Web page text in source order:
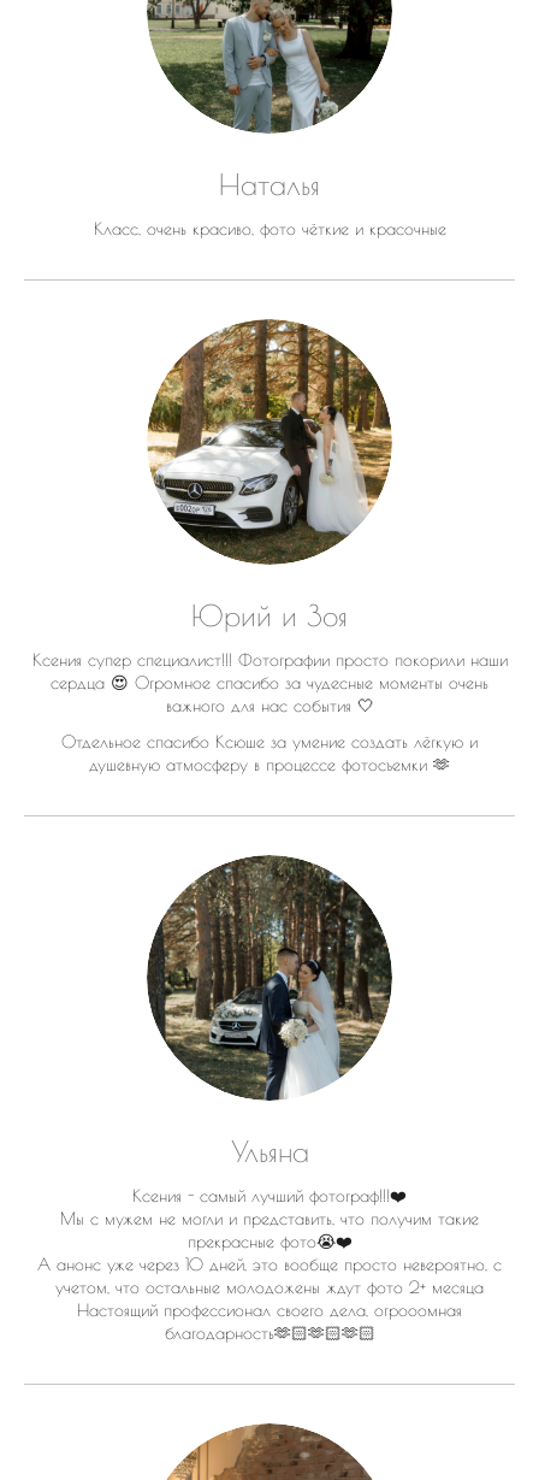
Наталья
Класс, очень красиво, фото чёткие и красочные
Юрий и Зоя
Ксения супер специалист!!! Фотографии просто покорили наши
сердца 😍 Огромное спасибо за чудесные моменты очень
важного для нас события 🤍
Отдельное спасибо Ксюше за умение создать лёгкую и
душевную атмосферу в процессе фотосъемки 🫶
Ульяна
Ксения - самый лучший фотограф!!!❤️
Мы с мужем не могли и представить, что получим такие
прекрасные фото😭❤️
А анонс уже через 10 дней, это вообще просто невероятно, с
учетом, что остальные молодожены ждут фото 2+ месяца
Настоящий профессионал своего дела, огрооомная
благодарность🫶🏻🫶🏻🫶🏻